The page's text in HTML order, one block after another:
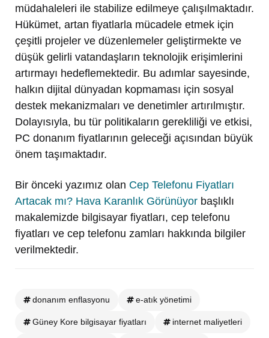
müdahaleleri ile stabilize edilmeye çalışılmaktadır.
Hükümet, artan fiyatlarla mücadele etmek için
çeşitli projeler ve düzenlemeler geliştirmekte ve
düşük gelirli vatandaşların teknolojik erişimlerini
artırmayı hedeflemektedir. Bu adımlar sayesinde,
halkın dijital dünyadan kopmaması için sosyal
destek mekanizmaları ve denetimler artırılmıştır.
Dolayısıyla, bu tür politikaların gerekliliği ve etkisi,
PC donanım fiyatlarının geleceği açısından büyük
önem taşımaktadır.
Bir önceki yazımız olan Cep Telefonu Fiyatları
Artacak mı? Hava Karanlık Görünüyor başlıklı
makalemizde bilgisayar fiyatları, cep telefonu
fiyatları ve cep telefonu zamları hakkında bilgiler
verilmektedir.
donanım enflasyonu e-atık yönetimi
Güney Kore bilgisayar fiyatları internet maliyetleri